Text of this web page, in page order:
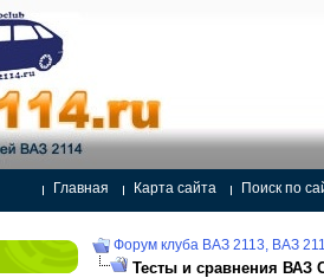
Главная Карта сайта Поиск по
Форум клуба ВАЗ 2113, ВАЗ
Тесты и сравнения ВАЗ